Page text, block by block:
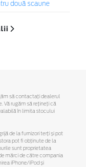
două scaune
să contactaţi dealerul
Vă rugăm să reţineţi că
în limita stocului
de la furnizori terți și pot
pot fi obținute de la
sunt proprietatea
mărci de către compania
iPhone/iPod și